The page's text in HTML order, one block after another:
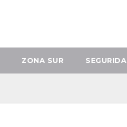
ZONA SUR